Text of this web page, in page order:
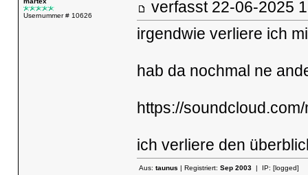
Usernummer # 10626
verfasst 22-06-
irgendwie verliere ich
hab da nochmal ne
https://
ich verliere den
Aus: taunus | Registriert: Sep 2003| IP: [logged]